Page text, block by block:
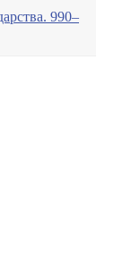
990–